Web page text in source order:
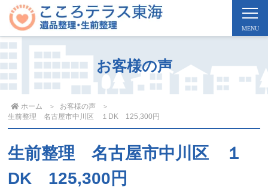
お客様の声
ホーム
お客様の声
生前整理 名古屋市中川区 １DK 125,300円
生前整理 名古屋市中川区 １
DK 125,300円